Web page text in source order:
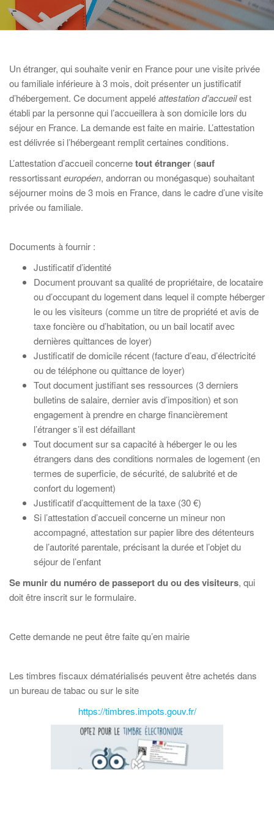
Un étranger, qui souhaite venir en France pour une visite privée
ou familiale inférieure à 3 mois, doit présenter un justificatif
d’hébergement. Ce document appeléattestation d’accueilest
établi par la personne qui l’accueillera à son domicile lors du
séjour en France. La demande est faite en mairie. L’attestation
est délivrée si l’hébergeant remplit certaines conditions.
L’attestation d’accueil concernetout étranger (sauf
ressortissanteuropéen, andorran ou monégasque) souhaitant
séjourner moins de 3 mois en France, dans le cadre d’une visite
privée ou familiale.
Documents à fournir :
Justificatif d’identité
Document prouvant sa qualité de propriétaire, de locataire
ou d’occupant du logement dans lequel il compte héberger
le ou les visiteurs (comme un titre de propriété et avis de
taxe foncière ou d’habitation, ou un bail locatif avec
dernières quittances de loyer)
Justificatif de domicile récent (facture d’eau, d’électricité
ou de téléphone ou quittance de loyer)
Tout document justifiant ses ressources (3 derniers
bulletins de salaire, dernier avis d’imposition) et son
engagement à prendre en charge financièrement
l’étranger s’il est défaillant
Tout document sur sa capacité à héberger le ou les
étrangers dans des conditions normales de logement (en
termes de superficie, de sécurité, de salubrité et de
confort du logement)
Justificatif d’acquittement de la taxe (30 €)
Si l’attestation d’accueil concerne un mineur non
accompagné, attestation sur papier libre des détenteurs
de l’autorité parentale, précisant la durée et l’objet du
séjour de l’enfant
Se munir du numéro de passeport du ou des visiteurs, qui
doit être inscrit sur le formulaire.
Cette demande ne peut être faite qu’en mairie
Les timbres fiscaux dématérialisés peuvent être achetés dans
un bureau de tabac ou sur le site
https://timbres.impots.gouv.fr/